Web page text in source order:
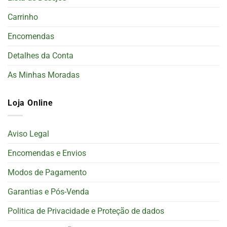
Carrinho
Encomendas
Detalhes da Conta
As Minhas Moradas
Loja Online
Aviso Legal
Encomendas e Envios
Modos de Pagamento
Garantias e Pós-Venda
Politica de Privacidade e Proteção de dados